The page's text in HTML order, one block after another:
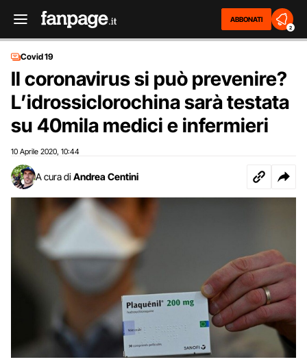
ABBONATI
2
Covid 19
Il coronavirus si può prevenire?
L’idrossiclorochina sarà testata
su 40mila medici e infermieri
10 Aprile 2020 10:44
A cura di Andrea Centini